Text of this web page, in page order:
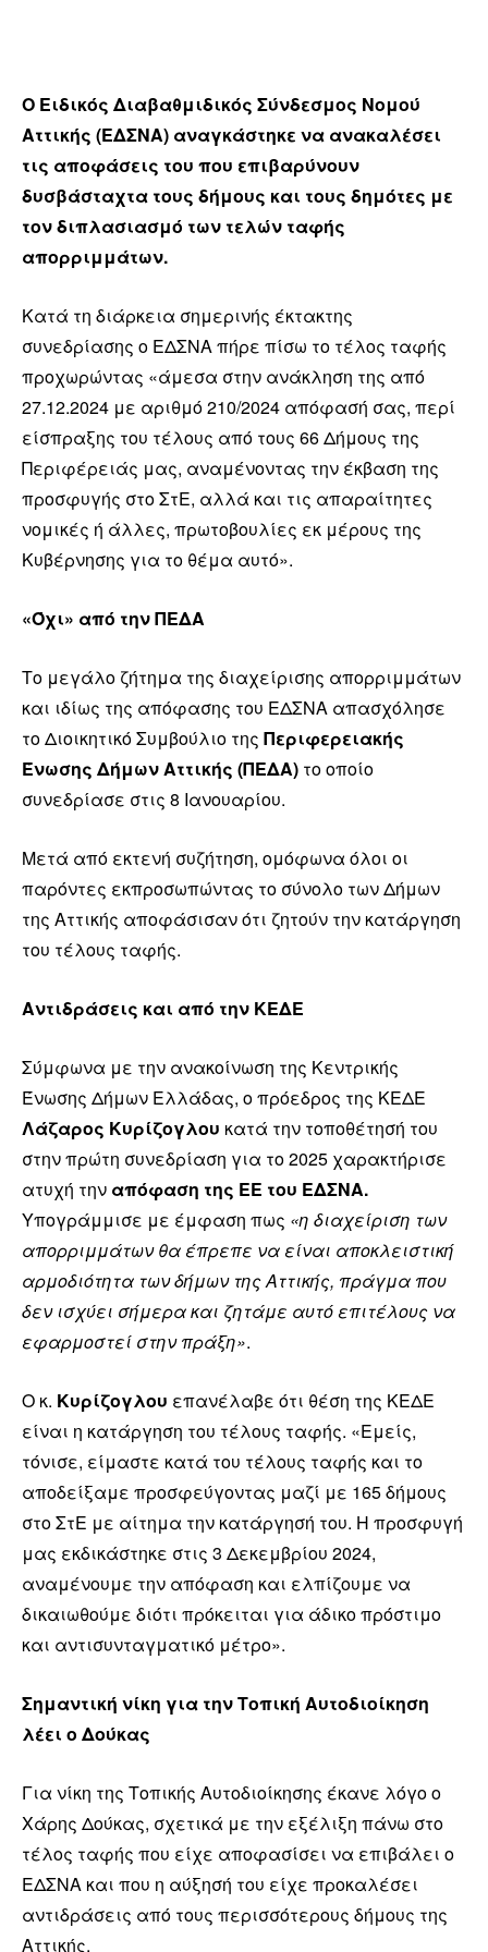
Ο Ειδικός Διαβαθμιδικός Σύνδεσμος Νομού
Αττικής (ΕΔΣΝΑ) αναγκάστηκε να ανακαλέσει
τις αποφάσεις του που επιβαρύνουν
δυσβάσταχτα τους δήμους και τους δημότες με
τον διπλασιασμό των τελών ταφής
απορριμμάτων.
Κατά τη διάρκεια σημερινής έκτακτης
συνεδρίασης ο ΕΔΣΝΑ πήρε πίσω το τέλος ταφής
προχωρώντας «άμεσα στην ανάκληση της από
27.12.2024 με αριθμό 210/2024 απόφασή σας, περί
είσπραξης του τέλους από τους 66 Δήμους της
Περιφέρειάς μας, αναμένοντας την έκβαση της
προσφυγής στο ΣτΕ, αλλά και τις απαραίτητες
νομικές ή άλλες, πρωτοβουλίες εκ μέρους της
Κυβέρνησης για το θέμα αυτό».
«Όχι» από την ΠΕΔΑ
Το μεγάλο ζήτημα της διαχείρισης απορριμμάτων
και ιδίως της απόφασης του ΕΔΣΝΑ απασχόλησε
το Διοικητικό Συμβούλιο της Περιφερειακής
Ένωσης Δήμων Αττικής (ΠΕΔΑ) το οποίο
συνεδρίασε στις 8 Ιανουαρίου.
Μετά από εκτενή συζήτηση, ομόφωνα όλοι οι
παρόντες εκπροσωπώντας το σύνολο των Δήμων
της Αττικής αποφάσισαν ότι ζητούν την κατάργηση
του τέλους ταφής.
Αντιδράσεις και από την ΚΕΔΕ
Σύμφωνα με την ανακοίνωση της Κεντρικής
Ένωσης Δήμων Ελλάδας, ο πρόεδρος της ΚΕΔΕ
Λάζαρος Κυρίζογλου κατά την τοποθέτησή του
στην πρώτη συνεδρίαση για το 2025 χαρακτήρισε
ατυχή την απόφαση της ΕΕ του ΕΔΣΝΑ.
Υπογράμμισε με έμφαση πως «η διαχείριση των
απορριμμάτων θα έπρεπε να είναι αποκλειστική
αρμοδιότητα των δήμων της Αττικής, πράγμα που
δεν ισχύει σήμερα και ζητάμε αυτό επιτέλους να
εφαρμοστεί στην πράξη».
Ο κ. Κυρίζογλου επανέλαβε ότι θέση της ΚΕΔΕ
είναι η κατάργηση του τέλους ταφής. «Εμείς,
τόνισε, είμαστε κατά του τέλους ταφής και το
αποδείξαμε προσφεύγοντας μαζί με 165 δήμους
στο ΣτΕ με αίτημα την κατάργησή του. Η προσφυγή
μας εκδικάστηκε στις 3 Δεκεμβρίου 2024,
αναμένουμε την απόφαση και ελπίζουμε να
δικαιωθούμε διότι πρόκειται για άδικο πρόστιμο
και αντισυνταγματικό μέτρο».
Σημαντική νίκη για την Τοπική Αυτοδιοίκηση
λέει ο Δούκας
Για νίκη της Τοπικής Αυτοδιοίκησης έκανε λόγο ο
Χάρης Δούκας, σχετικά με την εξέλιξη πάνω στο
τέλος ταφής που είχε αποφασίσει να επιβάλει ο
ΕΔΣΝΑ και που η αύξησή του είχε προκαλέσει
αντιδράσεις από τους περισσότερους δήμους της
Αττικής.